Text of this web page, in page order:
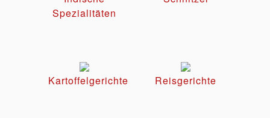
Spezialitäten
Kartoffelgerichte Reisgerichte